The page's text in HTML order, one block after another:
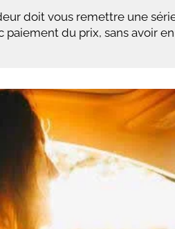
Avec
doit vous remettre une
paiement du prix, sans avoir